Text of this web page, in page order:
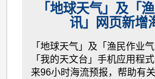
「地球天气」及「
讯」网页新增
「地球天气」及「渔民作业
「我的天文台」手机应用程
来96小时海流预报，帮助有